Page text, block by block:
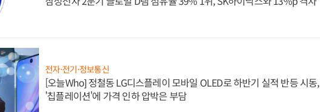
전자·전기·정보통신
[오늘Who] 정철동 LG디스플레이 모바일 OLED로 하반기 실적 반등 시동,
'칩플레이션'에 가격 인하 압박은 부담